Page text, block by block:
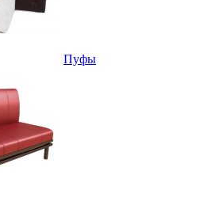
Пуфы